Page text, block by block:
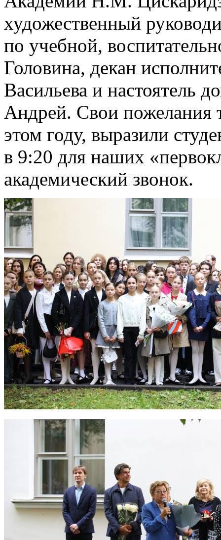
художественный
по учебной,
Головина, декан
Васильева и настоятель
Андрей. Свои пожелания
этом году, выразили
в 9:20 для наших
академический звонок.